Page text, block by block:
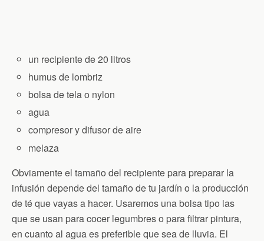
un recipiente de 20 litros
humus de lombriz
bolsa de tela o nylon
agua
compresor y difusor de aire
melaza
Obviamente el tamaño del recipiente para preparar la
infusión depende del tamaño de tu jardín o la producción
de té que vayas a hacer. Usaremos una bolsa tipo las
que se usan para cocer legumbres o para filtrar pintura,
en cuanto al agua es preferible que sea de lluvia. El